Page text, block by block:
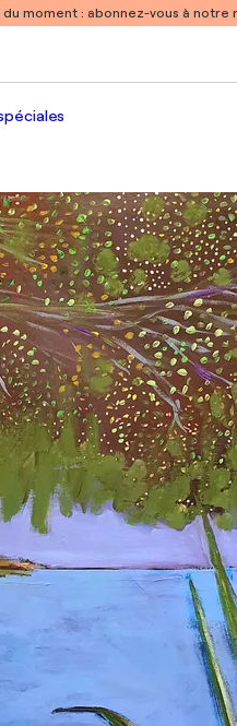
moment : abonnez-vous à notre